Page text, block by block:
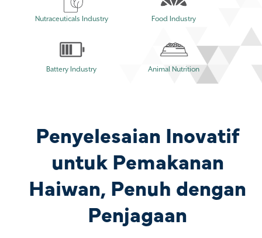
Nutraceuticals Industry Food Industry
Battery Industry Animal Nutrition
Penyelesaian Inovatif
untuk Pemakanan
Haiwan, Penuh dengan
Penjagaan